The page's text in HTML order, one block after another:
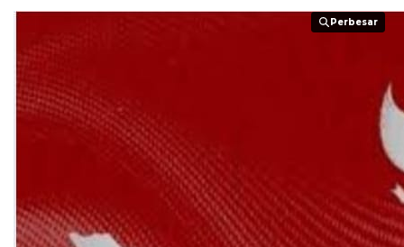
Perbesar
Perbesar